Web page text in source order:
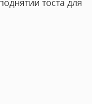
тоста для